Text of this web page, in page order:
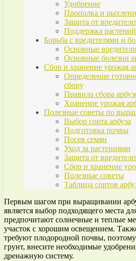
Удобрение
Прополка и
Защита от
Поддержка растений
Борьба с вредителями и
Основные
Основные болезни
Сбор и хранение урожая
Определение
сбору
Правила сбора
Хранение урожая
Полезные советы по
Выбор сорта арбуза
Подготовка почвы
Посев семян
Уход за растениями
Защита от
Сбор и хранение
Полезные советы
Таблица сортов
Первым шагом при выращивании
является выбор подходящего места
предпочитают солнечные и теплые
участок с хорошим освещением.
требуют плодородной почвы, поэтому
грунт, внесите необходимые
дренажную систему.